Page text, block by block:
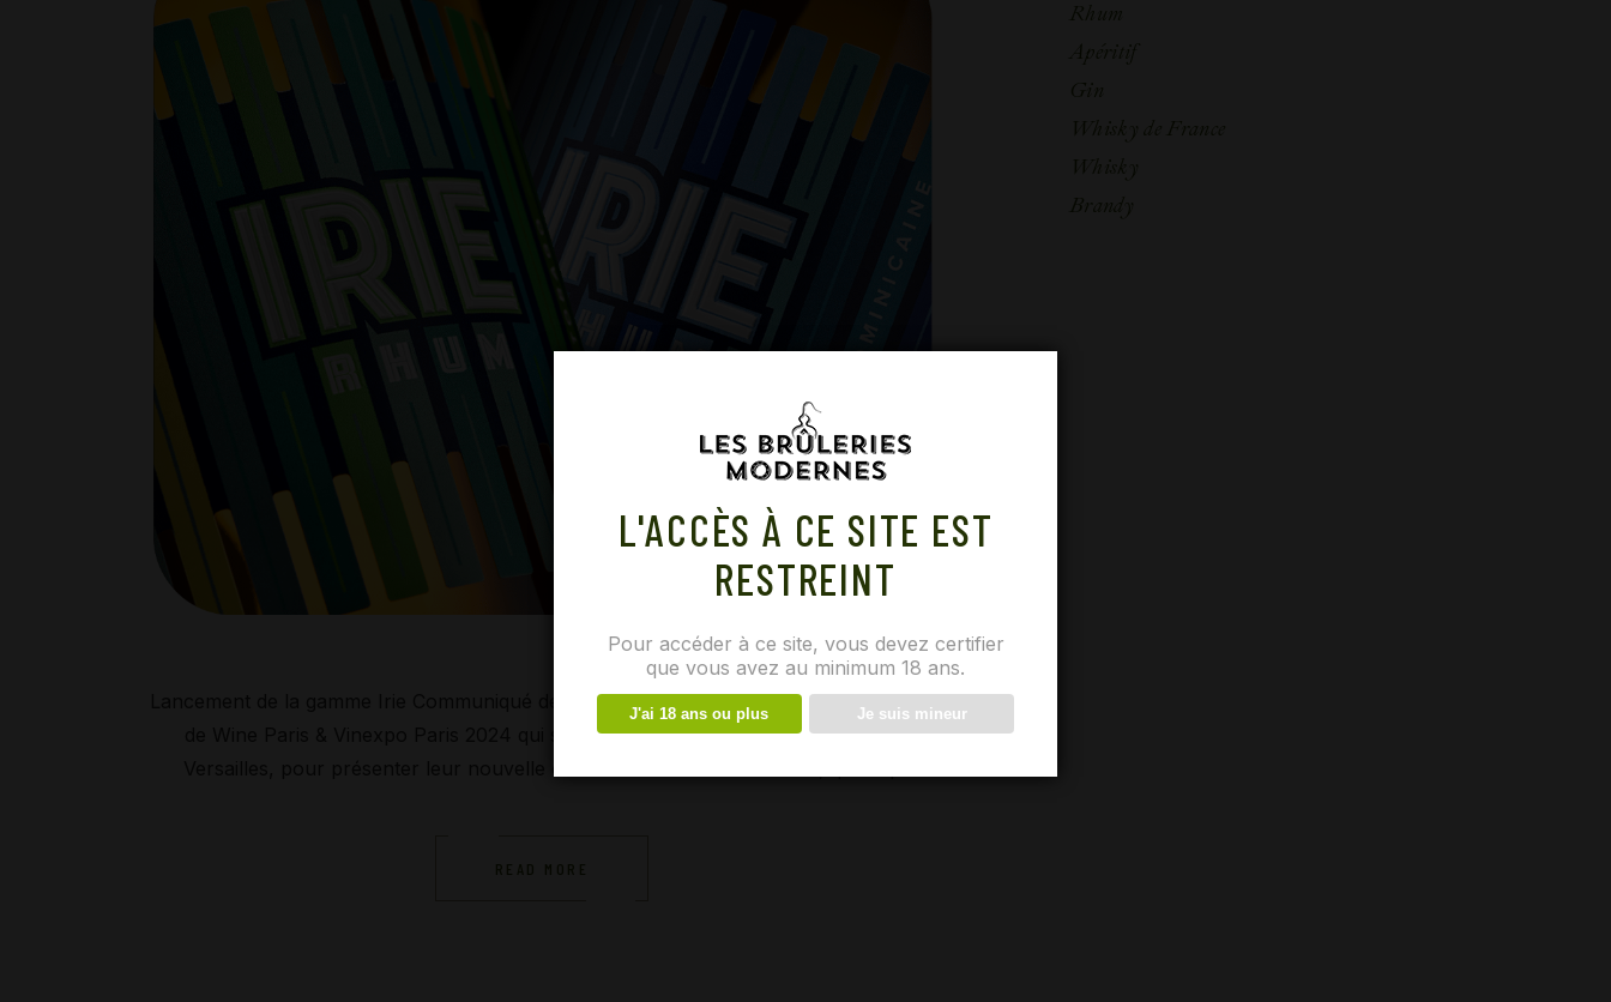
Lancement de la gamme Irie Communiqué de presse Les Brûleries Modernes profitent
de Wine Paris & Vinexpo Paris 2024 qui se tiendra du 12 au 14 février Porte de
READ MORE
Rhum
Apéritif
Gin
Whisky de France
Whisky
Brandy
L'ACCÈS À CE SITE EST
RESTREINT
Pour accéder à ce site, vous devez certifier
que vous avez au minimum 18 ans.
J'ai 18 ans ou plus Je suis mineur